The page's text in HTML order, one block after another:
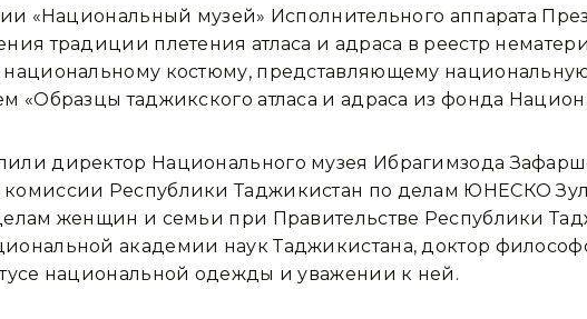
«Национальный музей» Исполнительного аппарата
традиции плетения атласа и адраса в реестр
костюму, представляющему национальную
«Образцы таджикского атласа и адраса из фонда
директор Национального музея Ибрагимзода
комиссии Республики Таджикистан по делам ЮНЕСКО
женщин и семьи при Правительстве Республики
академии наук Таджикистана, доктор
национальной одежды и уважении к ней.